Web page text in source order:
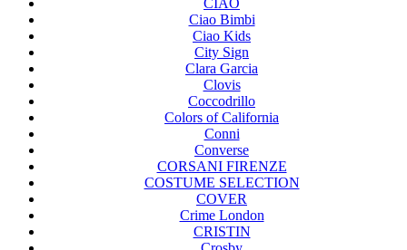
CIAO
Ciao Bimbi
Ciao Kids
City Sign
Clara Garcia
Clovis
Coccodrillo
Colors of California
Conni
Converse
CORSANI FIRENZE
COSTUME SELECTION
COVER
Crime London
CRISTIN